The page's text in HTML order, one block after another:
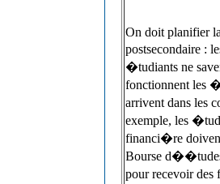
On doit planifier
postsecondaire :
�tudiants ne
fonctionnent les
arrivent dans les
exemple, les
financi�re
Bourse
pour recevoir des